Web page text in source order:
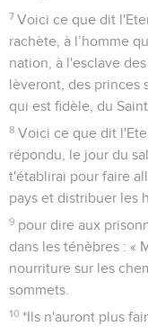
7 Voici ce que dit
rachète, à l’homme
nation, à l'esclave
lèveront, des princes
qui est fidèle, du
8 Voici ce que dit
répondu, le jour du
t'établirai pour faire
pays et distribuer les
9 pour dire aux
dans les ténèbres : «
nourriture sur les
sommets.
10 *Ils n'auront plus